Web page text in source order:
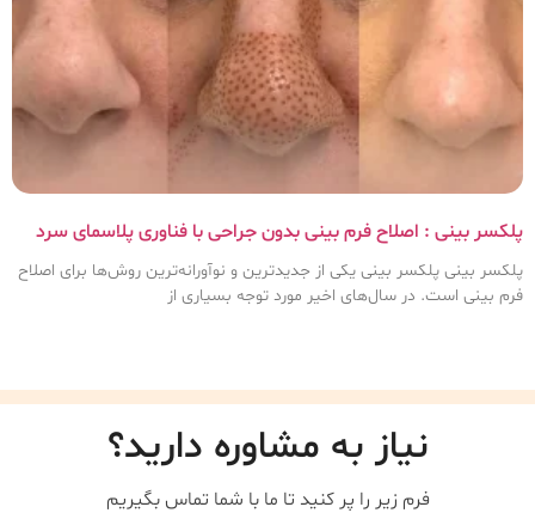
پلکسر بینی : اصلاح فرم بینی بدون جراحی با فناوری پلاسمای سرد
پلکسر بینی پلکسر بینی یکی از جدیدترین و نوآورانه‌ترین روش‌ها برای اصلاح
فرم بینی است. در سال‌های اخیر مورد توجه بسیاری از
نیاز به مشاوره دارید؟
فرم زیر را پر کنید تا ما با شما تماس بگیریم